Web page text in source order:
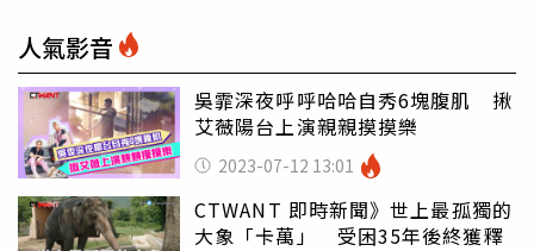
人氣影音
吳霏深夜呼呼哈哈自秀6塊腹肌 揪
艾薇陽台上演親親摸摸樂
2023-07-12 13:01
CTWANT 即時新聞》世上最孤獨的
大象「卡萬」 受困35年後終獲釋